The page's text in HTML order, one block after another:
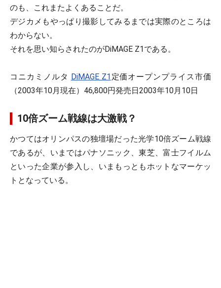
のも、これまたよくあることだ。
デジカメもやっぱり撮影してみるまでは実際のところは
わからない。
それを思い知らされたのがDiMAGE Z1である。
コニカミノルタ DiMAGE Z1 定価オープンプライス市価
（2003年10月現在）46,800円発売日2003年10月10日
10倍ズーム戦線は大激戦？
かつてはオリンパスの独壇場だった光学10倍ズーム戦線
であるが、いまではパナソニック、東芝、富士フイルム
といった企業が参入し、いまもっともホットなマーケッ
トとなっている。